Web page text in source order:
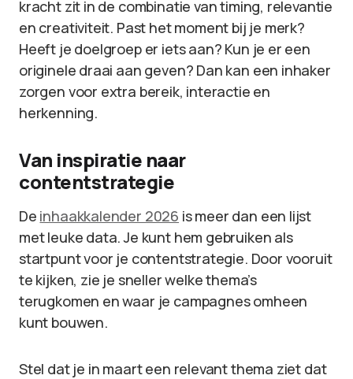
kracht zit in de combinatie van timing, relevantie
en creativiteit. Past het moment bij je merk?
Heeft je doelgroep er iets aan? Kun je er een
originele draai aan geven? Dan kan een inhaker
zorgen voor extra bereik, interactie en
herkenning.
Van inspiratie naar
contentstrategie
De inhaakkalender 2026 is meer dan een lijst
met leuke data. Je kunt hem gebruiken als
startpunt voor je contentstrategie. Door vooruit
te kijken, zie je sneller welke thema’s
terugkomen en waar je campagnes omheen
kunt bouwen.
Stel dat je in maart een relevant thema ziet dat